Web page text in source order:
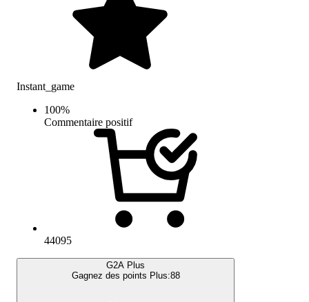
Instant_game
100%
Commentaire positif
44095
G2A Plus
Gagnez des points Plus:88